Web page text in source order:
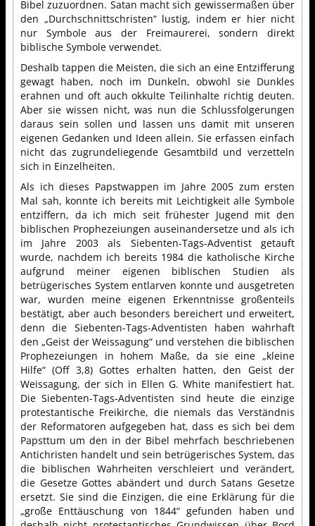
Bibel zuzuordnen. Satan macht sich gewissermaßen über
den „Durchschnittschristen“ lustig, indem er hier nicht
nur Symbole aus der Freimaurerei, sondern direkt
biblische Symbole verwendet.
Deshalb tappen die Meisten, die sich an eine Entzifferung
gewagt haben, noch im Dunkeln, obwohl sie Dunkles
erahnen und oft auch okkulte Teilinhalte richtig deuten.
Aber sie wissen nicht, was nun die Schlussfolgerungen
daraus sein sollen und lassen uns damit mit unseren
eigenen Gedanken und Ideen allein. Sie erfassen einfach
nicht das zugrundeliegende Gesamtbild und verzetteln
sich in Einzelheiten.
Als ich dieses Papstwappen im Jahre 2005 zum ersten
Mal sah, konnte ich bereits mit Leichtigkeit alle Symbole
entziffern, da ich mich seit frühester Jugend mit den
biblischen Prophezeiungen auseinandersetze und als ich
im Jahre 2003 als Siebenten-Tags-Adventist getauft
wurde, nachdem ich bereits 1984 die katholische Kirche
aufgrund meiner eigenen biblischen Studien als
betrügerisches System entlarven konnte und ausgetreten
war, wurden meine eigenen Erkenntnisse großenteils
bestätigt, aber auch besonders bereichert und erweitert,
denn die Siebenten-Tags-Adventisten haben wahrhaft
den „Geist der Weissagung“ und verstehen die biblischen
Prophezeiungen in hohem Maße, da sie eine „kleine
Hilfe“ (Off 3,8) Gottes erhalten hatten, den Geist der
Weissagung, der sich in Ellen G. White manifestiert hat.
Die Siebenten-Tags-Adventisten sind heute die einzige
protestantische Freikirche, die niemals das Verständnis
der Reformatoren aufgegeben hat, dass es sich bei dem
Papsttum um den in der Bibel mehrfach beschriebenen
Antichristen handelt und sein betrügerisches System, das
die biblischen Wahrheiten verschleiert und verändert,
die Gesetze Gottes abändert und durch Satans Gesetze
ersetzt. Sie sind die Einzigen, die eine Erklärung für die
„große Enttäuschung von 1844“ gefunden haben und